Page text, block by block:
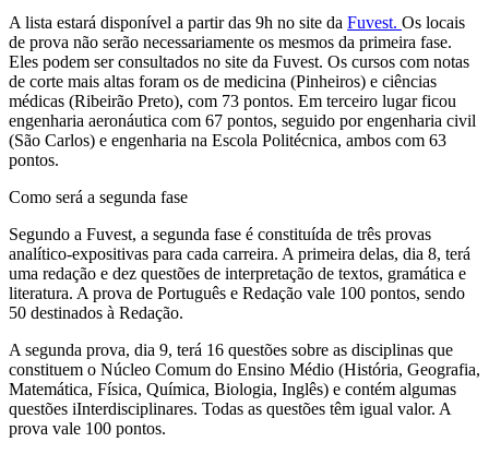
A lista estará disponível a partir das 9h no site da Fuvest. Os locais
de prova não serão necessariamente os mesmos da primeira fase.
Eles podem ser consultados no site da Fuvest. Os cursos com notas
de corte mais altas foram os de medicina (Pinheiros) e ciências
médicas (Ribeirão Preto), com 73 pontos. Em terceiro lugar ficou
engenharia aeronáutica com 67 pontos, seguido por engenharia civil
(São Carlos) e engenharia na Escola Politécnica, ambos com 63
pontos.
Como será a segunda fase
Segundo a Fuvest, a segunda fase é constituída de três provas
analítico-expositivas para cada carreira. A primeira delas, dia 8, terá
uma redação e dez questões de interpretação de textos, gramática e
literatura. A prova de Português e Redação vale 100 pontos, sendo
50 destinados à Redação.
A segunda prova, dia 9, terá 16 questões sobre as disciplinas que
constituem o Núcleo Comum do Ensino Médio (História, Geografia,
Matemática, Física, Química, Biologia, Inglês) e contém algumas
questões iInterdisciplinares. Todas as questões têm igual valor. A
prova vale 100 pontos.